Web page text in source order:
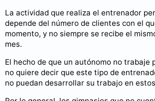
La actividad que realiza el entrenador
depende del número de clientes con el
momento, y no siempre se recibe el
mes.
El hecho de que un autónomo no trabaje
no quiere decir que este tipo de
no puedan desarrollar su trabajo en